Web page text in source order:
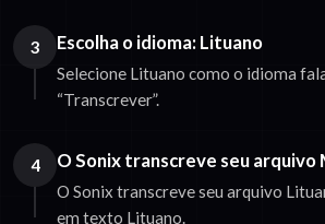
3 Escolha o idioma: Lituano
Selecione Lituano como o idioma
“Transcrever”.
4 O Sonix transcreve seu arquivo
O Sonix transcreve seu arquivo
em texto Lituano.